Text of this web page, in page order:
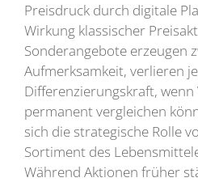
Preisdruck durch digitale
Wirkung klassischer
Sonderangebote erzeugen
Aufmerksamkeit, verlieren
Differenzierungskraft,
permanent vergleichen
sich die strategische Rolle
Sortiment des
Während Aktionen früher